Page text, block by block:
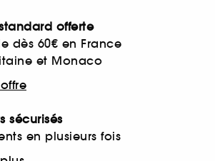
offerte
dès 60€ en France
et Monaco
sécurisés
en plusieurs fois